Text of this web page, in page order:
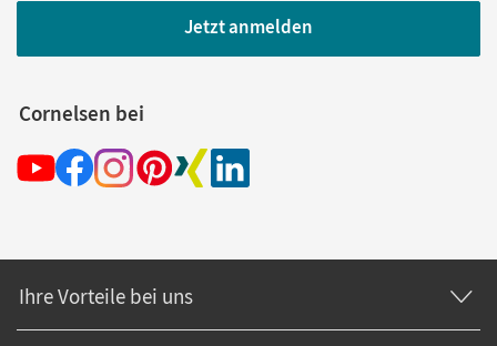
Jetzt anmelden
Cornelsen bei
Ihre Vorteile bei uns